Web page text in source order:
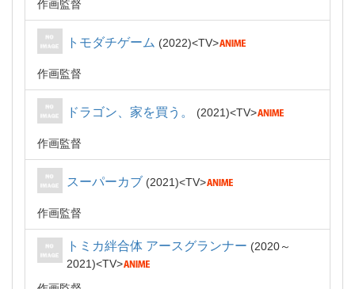
作画監督
トモダチゲーム 2022 TV
作画監督
ドラゴン、家を買う。 2021 TV
作画監督
スーパーカブ 2021 TV
作画監督
トミカ絆合体 アースグランナー
2020～
2021
TV